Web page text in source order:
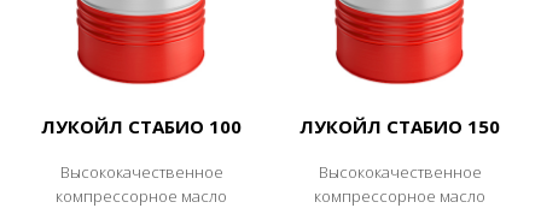
ЛУКОЙЛ СТАБИО 100
Высококачественное
компрессорное масло
ЛУКОЙЛ СТАБИО 150
Высококачественное
компрессорное масло